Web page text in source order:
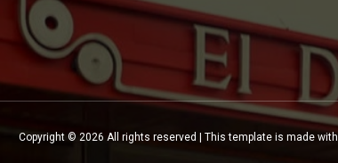
Copyright © 2026 All rights reserved | This template is made with